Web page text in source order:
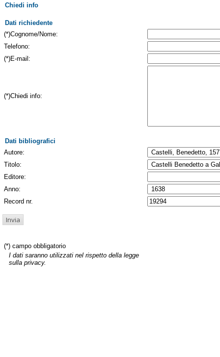
Chiedi info
Dati richiedente
(*)Cognome/Nome:
Telefono:
(*)E-mail:
(*)Chiedi info:
Dati bibliografici
Autore:
Titolo:
Editore:
Anno:
Record nr.
(*) campo obbligatorio
I dati saranno utilizzati nel rispetto della legge
sulla privacy.